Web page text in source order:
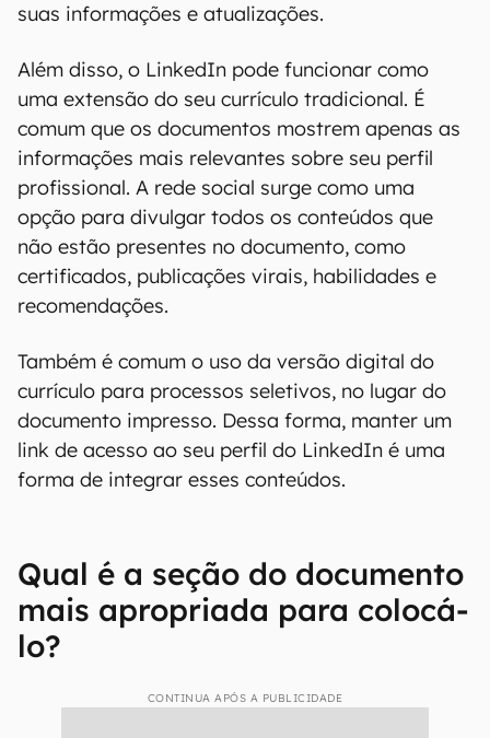
suas informações e atualizações.
Além disso, o LinkedIn pode funcionar como
uma extensão do seu currículo tradicional. É
comum que os documentos mostrem apenas as
informações mais relevantes sobre seu perfil
profissional. A rede social surge como uma
opção para divulgar todos os conteúdos que
não estão presentes no documento, como
certificados, publicações virais, habilidades e
recomendações.
Também é comum o uso da versão digital do
currículo para processos seletivos, no lugar do
documento impresso. Dessa forma, manter um
link de acesso ao seu perfil do LinkedIn é uma
forma de integrar esses conteúdos.
Qual é a seção do documento
mais apropriada para colocá-
lo?
CONTINUA APÓS A PUBLICIDADE